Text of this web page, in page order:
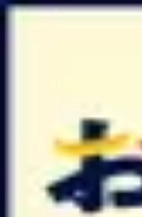
Podcast振り返り
正しくなくてOK！その時の理解度や
未実施の理解度チェック
おいしい組織 〜いま経営者にきいてほ